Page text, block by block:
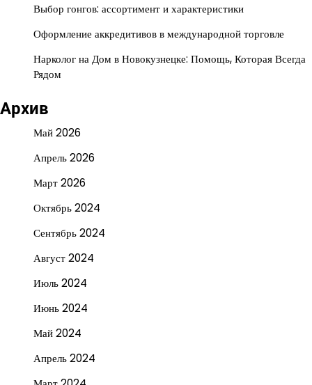
Выбор гонгов: ассортимент и характеристики
Оформление аккредитивов в международной торговле
Нарколог на Дом в Новокузнецке: Помощь, Которая Всегда
Рядом
Архив
Май 2026
Апрель 2026
Март 2026
Октябрь 2024
Сентябрь 2024
Август 2024
Июль 2024
Июнь 2024
Май 2024
Апрель 2024